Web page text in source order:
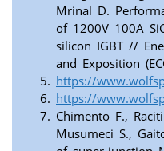
Mrinal D.
of 1200V 100A
silicon IGBT //
and Exposition
https://
https://
Chimento F.,
Musumeci S.,